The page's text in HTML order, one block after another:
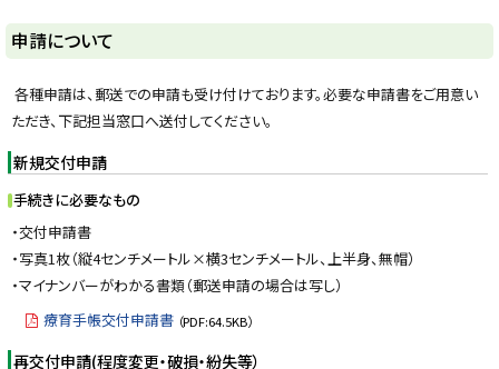
t
y申請について
各種申請は、郵送での申請も受け付けております。必要な申請書をご用意い
ただき、下記担当窓口へ送付してください。
新規交付申請
手続きに必要なもの
・交付申請書
・写真1枚（縦4センチメートル×横3センチメートル、上半身、無帽）
・マイナンバーがわかる書類（郵送申請の場合は写し）
療育手帳交付申請書 （PDF:64.5KB）
再交付申請(程度変更・破損・紛失等）